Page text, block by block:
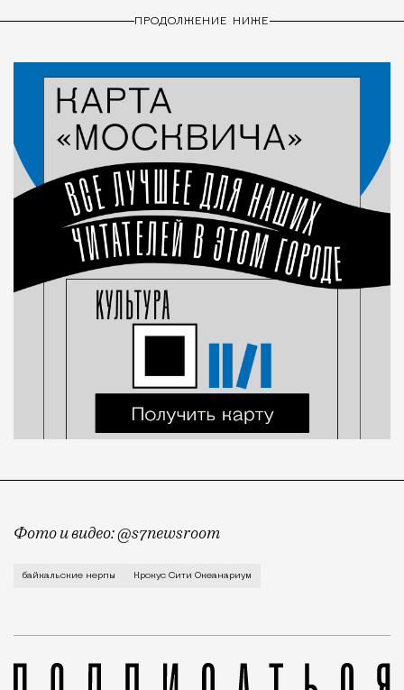
ПРОДОЛЖЕНИЕ НИЖЕ
Фото и видео: @s7newsroom
Двух пятимесячных детенышей доставили в
байкальские нерпы Крокус Сити Океанариум